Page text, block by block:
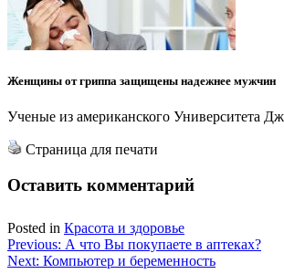
Женщины от гриппа защищены надежнее мужчин
Ученые из американского Университета
Страница для печати
Оставить комментарий
Posted in Красота и здоровье
Навигация
Previous: А что Вы покупаете в аптеках?
Next: Компьютер и беременность